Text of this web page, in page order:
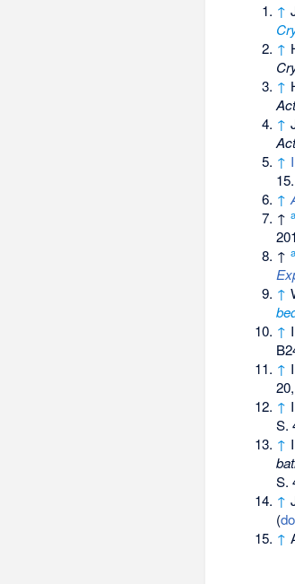
↑
↑
↑
↑
↑
↑
↑ a
↑ a
↑
↑
↑
↑
S.
↑
S.
↑
(
↑